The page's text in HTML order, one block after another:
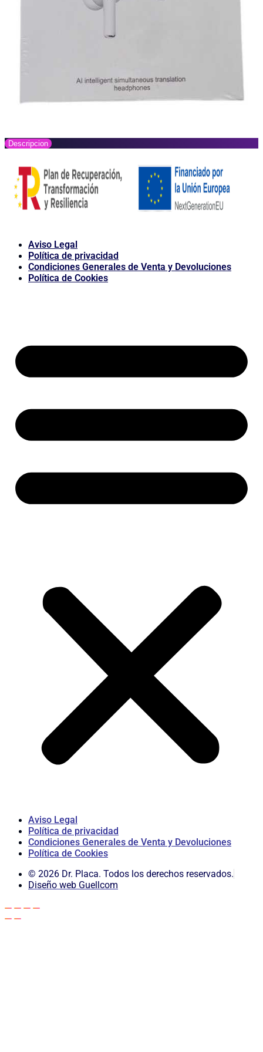
Descripcion
Aviso Legal
Política de privacidad
Condiciones Generales de Venta y Devoluciones
Política de Cookies
Aviso Legal
Política de privacidad
Condiciones Generales de Venta y Devoluciones
Política de Cookies
© 2026 Dr. Placa. Todos los derechos reservados.
Diseño web Guellcom